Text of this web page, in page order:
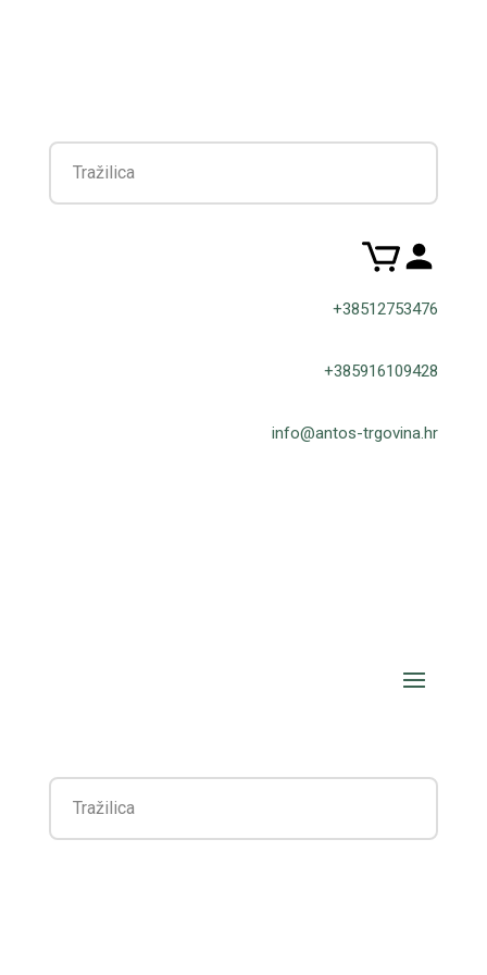
+38512753476
+385916109428
info@antos-trgovina.hr